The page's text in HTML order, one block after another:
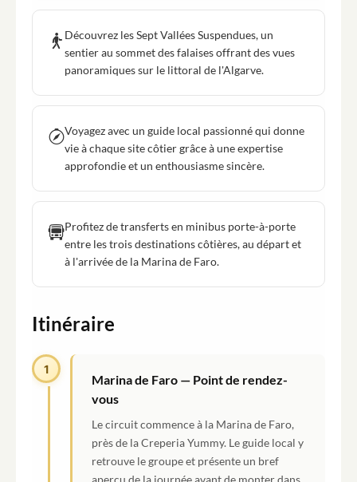
Découvrez les Sept Vallées Suspendues, un
sentier au sommet des falaises offrant des vues
panoramiques sur le littoral de l'Algarve.
Voyagez avec un guide local passionné qui donne
vie à chaque site côtier grâce à une expertise
approfondie et un enthousiasme sincère.
Profitez de transferts en minibus porte-à-porte
entre les trois destinations côtières, au départ et
à l'arrivée de la Marina de Faro.
Itinéraire
1
Marina de Faro — Point de rendez-
vous
Le circuit commence à la Marina de Faro,
près de la Creperia Yummy. Le guide local y
retrouve le groupe et présente un bref
aperçu de la journée avant de monter dans